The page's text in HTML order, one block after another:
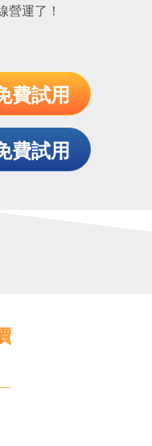
營運了！
費試用
費試用